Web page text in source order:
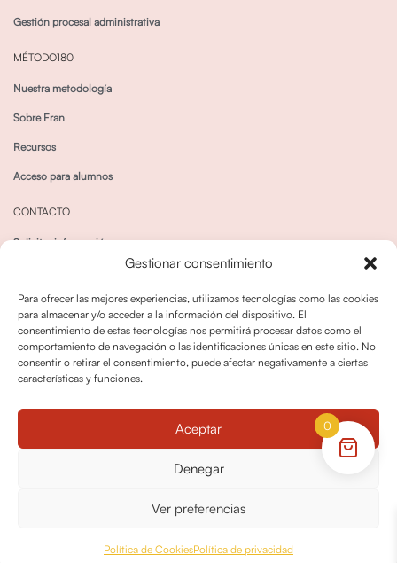
Gestionar consentimiento
Para ofrecer las mejores experiencias, utilizamos tecnologías como las cookies
para almacenar y/o acceder a la información del dispositivo. El
consentimiento de estas tecnologías nos permitirá procesar datos como el
comportamiento de navegación o las identificaciones únicas en este sitio. No
consentir o retirar el consentimiento, puede afectar negativamente a ciertas
características y funciones.
Aceptar
Denegar
Ver preferencias
Política de CookiesPolítica de privacidad
Gestión procesal administrativa
MÉTODO180
Nuestra metodología
Sobre Fran
Recursos
Acceso para alumnos
CONTACTO
Solicitar información
Política de cookies
Política dedevoluciones y cancelaciones
© OPO180 2026 Todos los derechos reservados
0